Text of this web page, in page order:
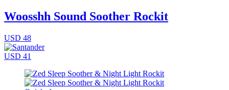
Woosshh Sound Soother Rockit
USD 48
USD 41